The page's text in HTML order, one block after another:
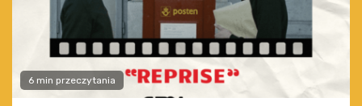
6 min przeczytania